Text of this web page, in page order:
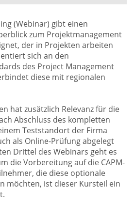
(Webinar) gibt einen
zum Projektmanagement
der in Projekten arbeiten
sich an den
des Project Management
diese mit regionalen
hat zusätzlich Relevanz für die
Abschluss des kompletten
Teststandort der Firma
als Online-Prüfung abgelegt
Drittel des Webinars geht es
die Vorbereitung auf die CAPM-
die diese optionale
möchten, ist dieser Kursteil ein